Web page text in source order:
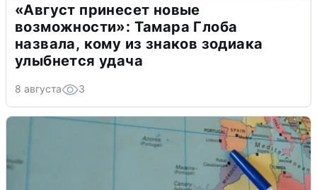
«Август принесет новые
возможности»: Тамара Глоба
назвала, кому из знаков зодиака
улыбнется удача
8 августа 3